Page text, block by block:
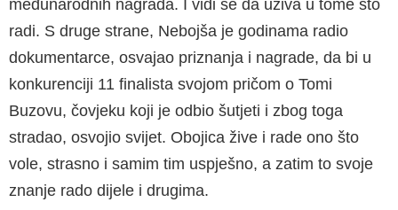
međunarodnih nagrada. I vidi se da uživa u tome što
radi. S druge strane, Nebojša je godinama radio
dokumentarce, osvajao priznanja i nagrade, da bi u
konkurenciji 11 finalista svojom pričom o Tomi
Buzovu, čovjeku koji je odbio šutjeti i zbog toga
stradao, osvojio svijet. Obojica žive i rade ono što
vole, strasno i samim tim uspješno, a zatim to svoje
znanje rado dijele i drugima.